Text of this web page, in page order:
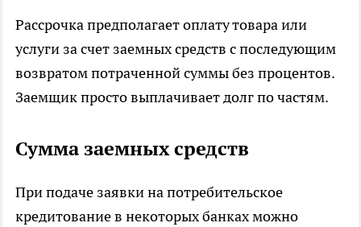
Рассрочка предполагает оплату товара или
услуги за счет заемных средств с последующим
возвратом потраченной суммы без процентов.
Заемщик просто выплачивает долг по частям.
Сумма заемных средств
При подаче заявки на потребительское
кредитование в некоторыхбанкахможно